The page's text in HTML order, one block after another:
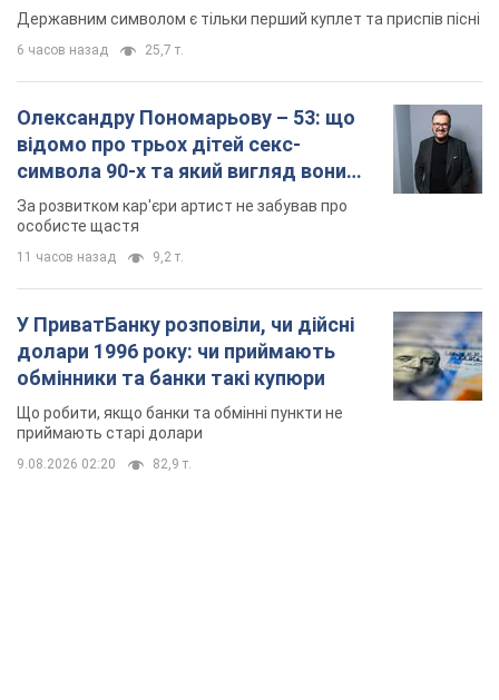
Державним символом є тільки перший куплет та приспів пісні
6 часов назад 25,7 т.
Олександру Пономарьову – 53: що
відомо про трьох дітей секс-
символа 90-х та який вигляд вони
мають
За розвитком кар'єри артист не забував про
особисте щастя
11 часов назад 9,2 т.
У ПриватБанку розповіли, чи дійсні
долари 1996 року: чи приймають
обмінники та банки такі купюри
Що робити, якщо банки та обмінні пункти не
приймають старі долари
9.08.2026 02:20 82,9 т.